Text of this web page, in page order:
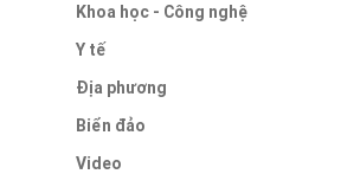
Khoa học - Công nghệ
Y tế
Địa phương
Biển đảo
Video